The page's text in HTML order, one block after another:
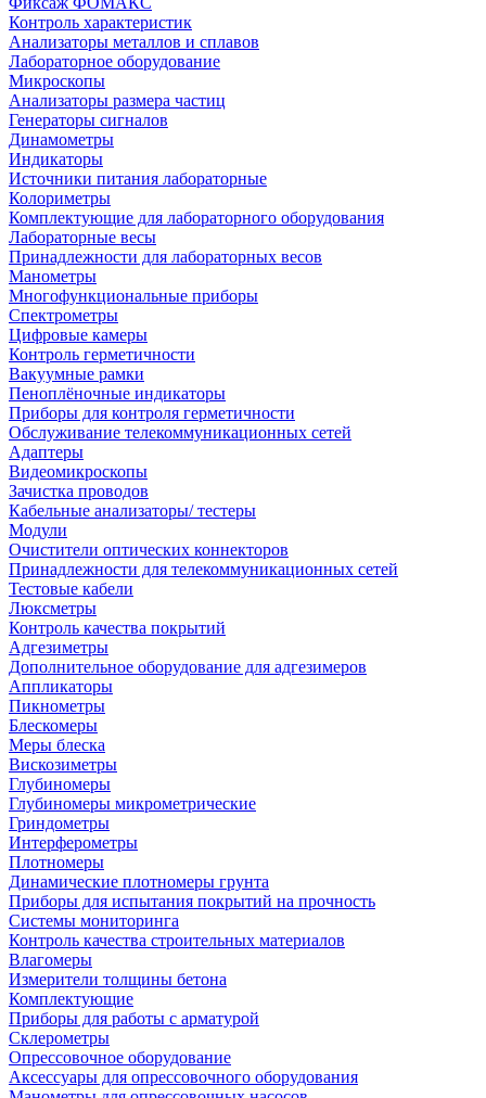
Контроль характеристик
Анализаторы металлов и сплавов
Лабораторное оборудование
Микроскопы
Анализаторы размера частиц
Генераторы сигналов
Динамометры
Индикаторы
Источники питания лабораторные
Колориметры
Комплектующие для лабораторного оборудования
Лабораторные весы
Принадлежности для лабораторных весов
Манометры
Многофункциональные приборы
Спектрометры
Цифровые камеры
Контроль герметичности
Вакуумные рамки
Пеноплёночные индикаторы
Приборы для контроля герметичности
Обслуживание телекоммуникационных сетей
Адаптеры
Видеомикроскопы
Зачистка проводов
Кабельные анализаторы/ тестеры
Модули
Очистители оптических коннекторов
Принадлежности для телекоммуникационных сетей
Тестовые кабели
Люксметры
Контроль качества покрытий
Адгезиметры
Дополнительное оборудование для адгезимеров
Аппликаторы
Пикнометры
Блескомеры
Меры блеска
Вискозиметры
Глубиномеры
Глубиномеры микрометрические
Гриндометры
Интерферометры
Плотномеры
Динамические плотномеры грунта
Приборы для испытания покрытий на прочность
Системы мониторинга
Контроль качества строительных материалов
Влагомеры
Измерители толщины бетона
Комплектующие
Приборы для работы с арматурой
Склерометры
Опрессовочное оборудование
Аксессуары для опрессовочного оборудования